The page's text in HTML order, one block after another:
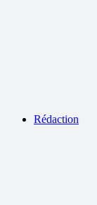
Rédaction